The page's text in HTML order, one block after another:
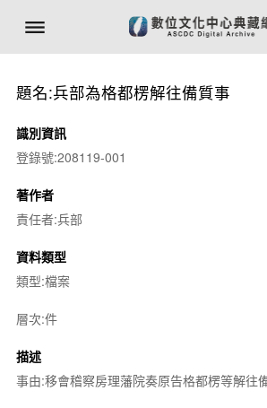
題名:兵部為格都楞解往備質事
識別資訊
登錄號:208119-001
著作者
責任者:兵部
資料類型
類型:檔案
層次:件
描述
事由:移會稽察房理藩院奏原告格都楞等解往